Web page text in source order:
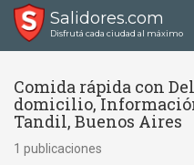
Salidores.com
Disfrutá cada ciudad al máximo
Comida rápida con
domicilio,
Tandil, Buenos Aires
1 publicaciones